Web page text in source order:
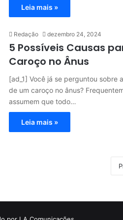
Leia mais »
Redação dezembro 24, 2024
5 Possíveis Causas
Caroço no Ânus
[ad_1] Você já se perguntou sobre
de um caroço no ânus?
assumem que todo…
Leia mais »